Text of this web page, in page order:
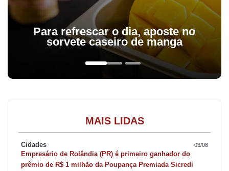
Segundo o presidente do Legislativo, vereador Valdeir José
Pereira (SD), o Maringá, a Câmara tem hoje pelo menos 14
projetos em trâmite que precisam ser votados antes do final do
ano. Ele destaca entre eles os planos de Cargos, Carreira e
deverão ser apreciados em primeira votação no dia 15 e em
Por enquanto, ambos estão na fase de apresentação de
Para refrescar o dia, aposte no
sorvete caseiro de manga
MAIS LIDAS
Cidades 03/08
Empresário de Rolândia (PR) é primeiro ganhador do
prêmio de R$ 1 milhão da Poupança Premiada Sicredi